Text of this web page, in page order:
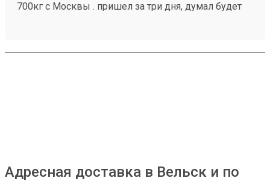
700кг с Москвы . пришел за три дня, думал будет
Недорого. Номер заказа 250998061. Обращаюсь
Адресная доставка в Вельск и по